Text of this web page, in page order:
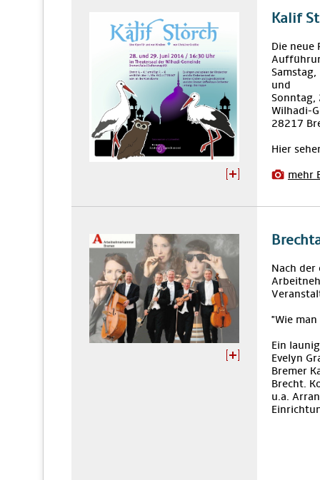
Kalif
Die
und
Sonntag,
Wilhadi-
28217
Hier
mehr
Nach
"Wie
Ein
Evelyn
Bremer
Brecht.
u.a.